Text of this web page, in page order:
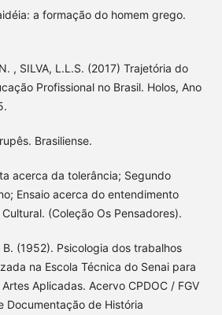
a formação do homem grego.
, SILVA, L.L.S. (2017) Trajetória do
Profissional no Brasil. Holos, Ano
Brasiliense.
acerca da tolerância; Segundo
Ensaio acerca do entendimento
(Coleção Os Pensadores).
B. (1952). Psicologia dos trabalhos
na Escola Técnica do Senai para
Aplicadas. Acervo CPDOC / FGV
Documentação de História